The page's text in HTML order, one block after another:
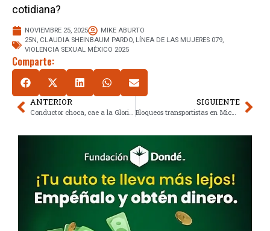
cotidiana?
NOVIEMBRE 25, 2025
MIKE ABURTO
25N , CLAUDIA SHEINBAUM PARDO, LÍNEA DE LAS MUJERES 079,
VIOLENCIA SEXUAL MÉXICO 2025
Comparte:
ANTERIOR
Conductor choca, cae a la Glorieta de Insurgentes y huye: lo buscan con cámaras
SIGUIENTE
Bloqueos transportistas en Michoacán: el mapa de la protesta nacional y sus demandas clave